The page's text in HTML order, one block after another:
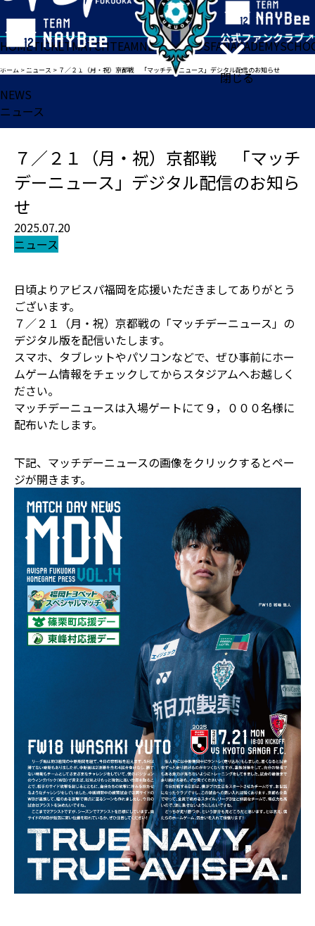
閉じる
HOMETICKETMATCHTEAMNEWSGOODSFANACADEMY
ホーム >ニュース > ７／２１（月・祝）京都戦 「マッチデーニュース」デジタル配信のお知らせ
NEWS
ニュース
７／２１（月・祝）京都戦 「マッチ
デーニュース」デジタル配信のお知ら
せ
2025.07.20
ニュース
日頃よりアビスパ福岡を応援いただきましてありがとう
ございます。
７／２１（月・祝）京都戦の「マッチデーニュース」の
デジタル版を配信いたします。
スマホ、タブレットやパソコンなどで、ぜひ事前にホー
ムゲーム情報をチェックしてからスタジアムへお越しく
ださい。
マッチデーニュースは入場ゲートにて９，０００名様に
配布いたします。
下記、マッチデーニュースの画像をクリックするとペー
ジが開きます。